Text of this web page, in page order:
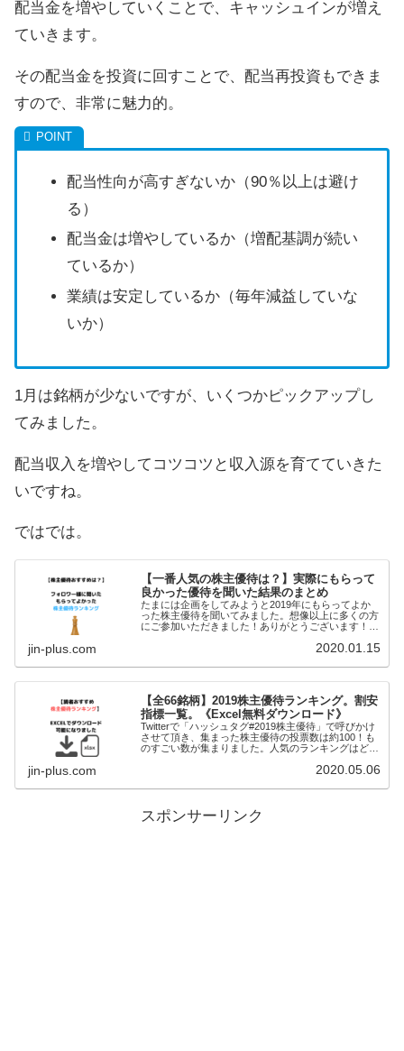
配当金を増やしていくことで、キャッシュインが増え
ていきます。
その配当金を投資に回すことで、配当再投資もできま
すので、非常に魅力的。
配当性向が高すぎないか（90％以上は避け
る）
配当金は増やしているか（増配基調が続い
ているか）
業績は安定しているか（毎年減益していな
いか）
1月は銘柄が少ないですが、いくつかピックアップし
てみました。
配当収入を増やしてコツコツと収入源を育てていきた
いですね。
ではでは。
【一番人気の株主優待は？】実際にもらって
良かった優待を聞いた結果のまとめ
たまには企画をしてみようと2019年にもらってよか
った株主優待を聞いてみました。想像以上に多くの方
にご参加いただきました！ありがとうございます！ハ
と、ご参加いただけるツイートを見ることがで
jin-plus.com 2020.01.15
【全66銘柄】2019株主優待ランキング。割安
指標一覧。《Excel無料ダウンロード》
Twitterで「ハッシュタグ#2019株主優待」で呼びかけ
させて頂き、集まった株主優待の投票数は約100！も
のすごい数が集まりました。人気のランキングはどれ
jin-plus.com 2020.05.06
スポンサーリンク